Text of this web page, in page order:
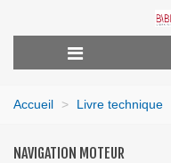
Accueil > Livre technique
NAVIGATION MOTEUR